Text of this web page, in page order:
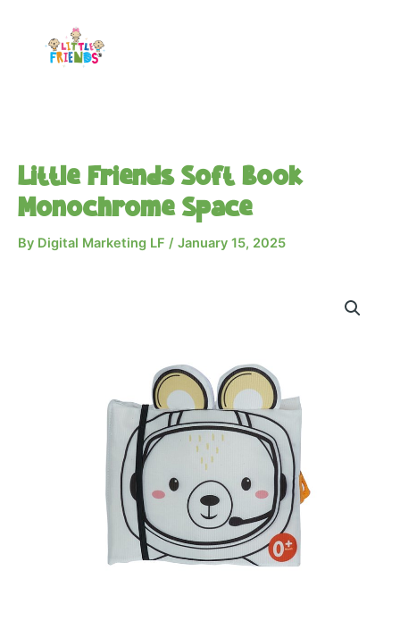
content
Little Friends Soft Book
Monochrome Space
By Digital Marketing LF / January 15, 2025